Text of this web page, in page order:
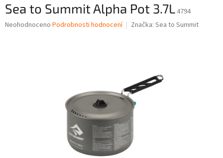
Sea to Summit Alpha Pot 3.7L 4794
Průměrné
Neohodnoceno Podrobnosti hodnocení Značka: Sea to Summit